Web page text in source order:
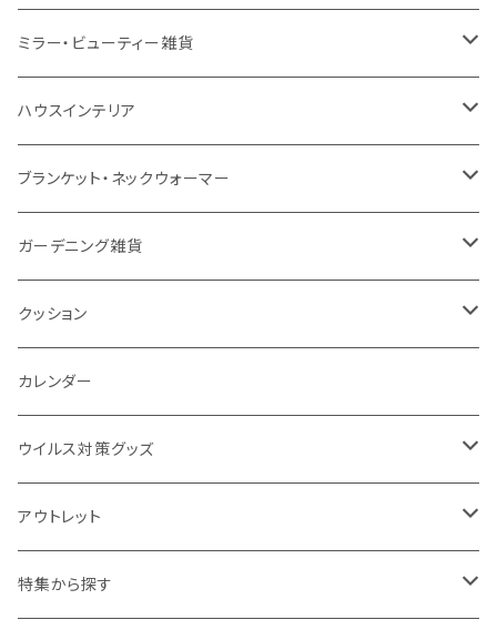
EVA
防水
ナイロン
コーヒー配合タンブラー
カスタムデザインタンブラー
プラスチック
陶器
磁器マグ・湯呑
カスタムデザイン
ドリンク用品
保存容器
キッチンツール
ペンケース
メモ
ノート
付箋
トレイ
パットカバー、ブックカバー
IDケース、パスケース、コインケース
デスク周辺
ラジオ・スピーカー
ハンディライト
デスクライト
付属ライト
ランタン
非常食
チャージャー
充電器
モバイルスタンド
モバイルリング
アクセサリー・スマホケース
タッチペン
USBケーブル・ハブ
イヤホン・ヘッドフォン
マウスパッド
ミラー・ビューティー雑貨
折りたたみ式ミラー
スライド式ミラー
ケース付きミラー
手持ちミラー
ビューティー雑貨
ハウスインテリア
ピクチャーボード、ポスター
フォトフレーム、スタンド
キーホルダー
時計
ブランケット・ネックウォーマー
ブランケット
ネックウォーマー
マフラー・ストール
ガーデニング雑貨
F.O.B COOP
クッション
折りたたみクッション
カレンダー
ウイルス対策グッズ
除菌グッズ
パーテーション
アウトレット
アウトレット
特集から探す